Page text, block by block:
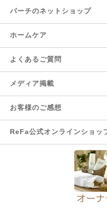
パーチのネットショップ
ホームケア
よくあるご質問
メディア掲載
お客様のご感想
ReFa公式オンラインショッ